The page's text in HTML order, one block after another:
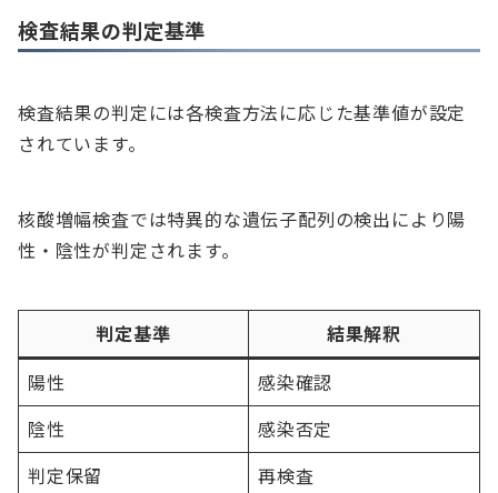
検査結果の判定基準
検査結果の判定には各検査方法に応じた基準値が設定
されています。
核酸増幅検査では特異的な遺伝子配列の検出により陽
性・陰性が判定されます。
判定基準
結果解釈
陽性
感染確認
陰性
感染否定
判定保留
再検査